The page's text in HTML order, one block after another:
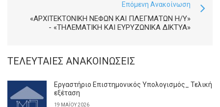
Επόμενη Ανακοίνωση
«ΑΡΧΙΤΕΚΤΟΝΙΚΉ ΝΕΦΏΝ ΚΑΙ ΠΛΕΓΜΆΤΩΝ Η/Υ»
- «ΤΗΛΕΜΑΤΙΚΉ ΚΑΙ ΕΥΡΥΖΩΝΙΚΆ ΔΊΚΤΥΑ»
ΤΕΛΕΥΤΑΊΕΣ ΑΝΑΚΟΙΝΏΣΕΙΣ
Εργαστήριο Επιστημονικός Υπολογισμός_ Τελική
εξέταση
19 ΜΑΪ́ΟΥ 2026